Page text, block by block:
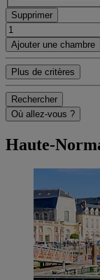
Supprimer
Ajouter une chambre
Plus de critères
Rechercher
Où allez-vous ?
Haute-